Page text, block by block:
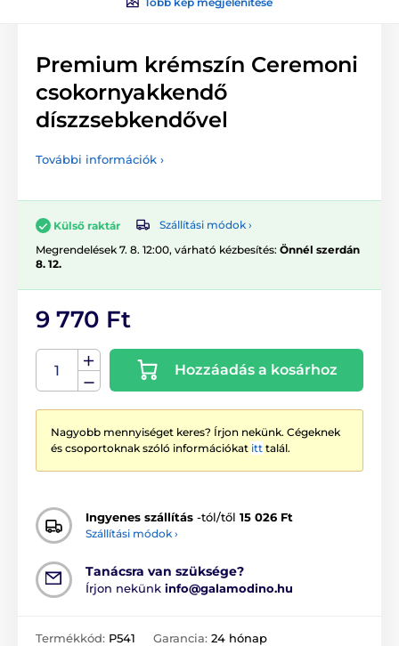
Premium krémszín Ceremoni
csokornyakkendő
díszzsebkendővel
További információk ›
Külső raktár
Szállítási módok ›
Megrendelések 7. 8. 12:00, várható kézbesítés: Önnél szerdán
8. 12.
9 770 Ft
Hozzáadás a kosárhoz
Nagyobb mennyiséget keres? Írjon nekünk. Cégeknek
és csoportoknak szóló információkat itt talál.
Ingyenes szállítás -tól/től 15 026 Ft
Szállítási módok ›
Tanácsra van szüksége?
Írjon nekünk info@galamodino.hu
Termékkód: P541 Garancia: 24 hónap